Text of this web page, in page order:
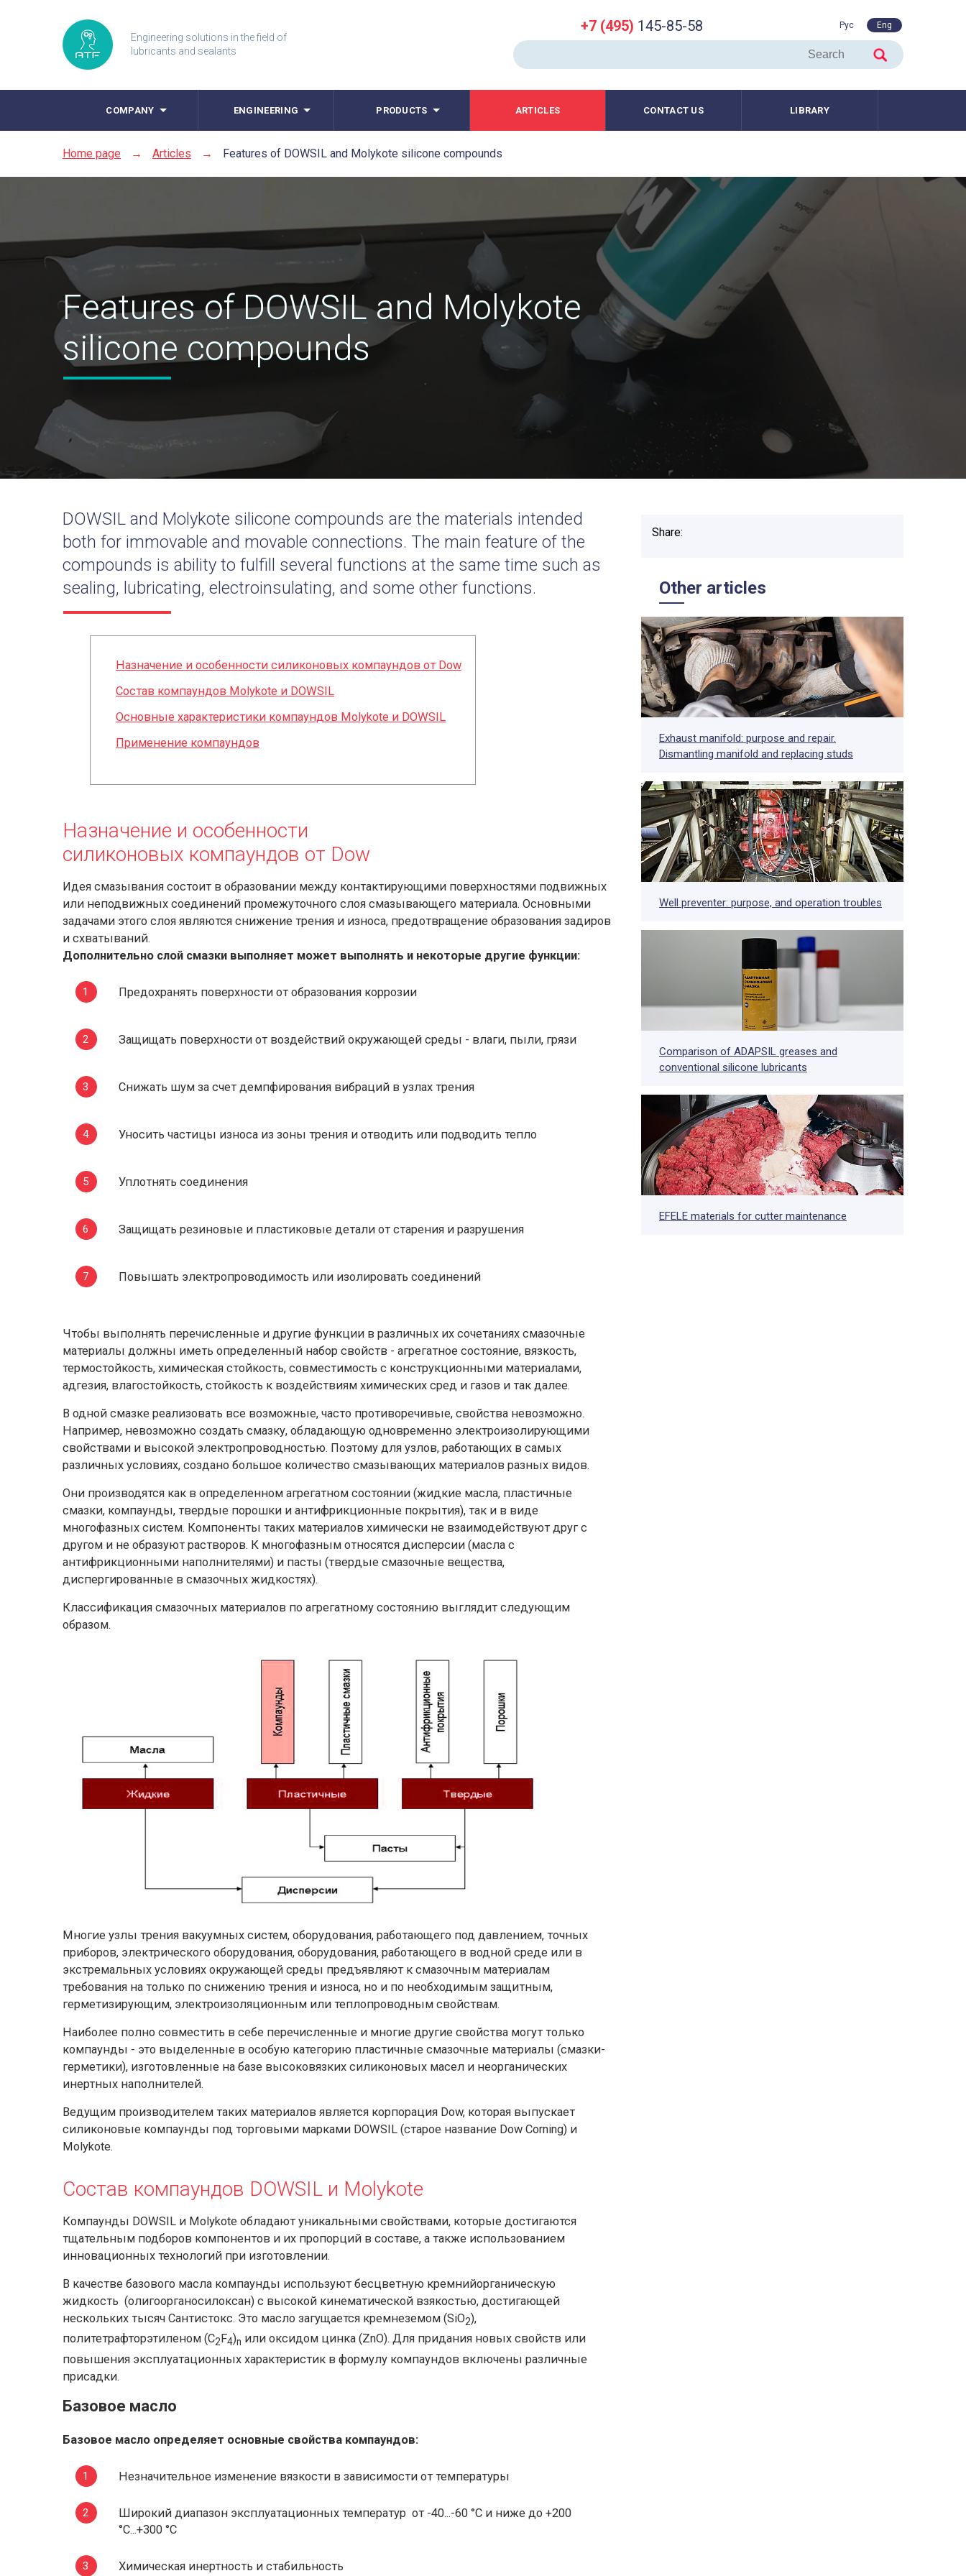
Engineering solutions in the field of
lubricants and sealants
+7 (495) 145-85-58 Рус Eng
COMPANY ENGINEERING PRODUCTS ARTICLES CONTACT US LIBRARY
Home page → Articles → Features of DOWSIL and Molykote silicone compounds
Features of DOWSIL and Molykote
silicone compounds
Share:
Other articles
Exhaust manifold: purpose and repair.
Dismantling manifold and replacing studs
Well preventer: purpose, and operation troubles
Comparison of ADAPSIL greases and
conventional silicone lubricants
EFELE materials for cutter maintenance
DOWSIL and Molykote silicone compounds are the materials intended
both for immovable and movable connections. The main feature of the
compounds is ability to fulfill several functions at the same time such as
sealing, lubricating, electroinsulating, and some other functions.
Назначение и особенности силиконовых компаундов от Dow
Состав компаундов Molykote и DOWSIL
Основные характеристики компаундов Molykote и DOWSIL
Применение компаундов
Назначение и особенности
силиконовых компаундов от Dow
Идея смазывания состоит в образовании между контактирующими поверхностями подвижных
или неподвижных соединений промежуточного слоя смазывающего материала. Основными
задачами этого слоя являются снижение трения и износа, предотвращение образования задиров
и схватываний.
Дополнительно слой смазки выполняет может выполнять и некоторые другие функции:
Предохранять поверхности от образования коррозии
Защищать поверхности от воздействий окружающей среды - влаги, пыли, грязи
Снижать шум за счет демпфирования вибраций в узлах трения
Уносить частицы износа из зоны трения и отводить или подводить тепло
Уплотнять соединения
Защищать резиновые и пластиковые детали от старения и разрушения
Повышать электропроводимость или изолировать соединений
Чтобы выполнять перечисленные и другие функции в различных их сочетаниях смазочные
материалы должны иметь определенный набор свойств - агрегатное состояние, вязкость,
термостойкость, химическая стойкость, совместимость с конструкционными материалами,
адгезия, влагостойкость, стойкость к воздействиям химических сред и газов и так далее.
В одной смазке реализовать все возможные, часто противоречивые, свойства невозможно.
Например, невозможно создать смазку, обладающую одновременно электроизолирующими
свойствами и высокой электропроводностью. Поэтому для узлов, работающих в самых
различных условиях, создано большое количество смазывающих материалов разных видов.
Они производятся как в определенном агрегатном состоянии (жидкие масла, пластичные
смазки, компаунды, твердые порошки и антифрикционные покрытия), так и в виде
многофазных систем. Компоненты таких материалов химически не взаимодействуют друг с
другом и не образуют растворов. К многофазным относятся дисперсии (масла с
антифрикционными наполнителями) и пасты (твердые смазочные вещества,
диспергированные в смазочных жидкостях).
Классификация смазочных материалов по агрегатному состоянию выглядит следующим
образом.
Многие узлы трения вакуумных систем, оборудования, работающего под давлением, точных
приборов, электрического оборудования, оборудования, работающего в водной среде или в
экстремальных условиях окружающей среды предъявляют к смазочным материалам
требования на только по снижению трения и износа, но и по необходимым защитным,
герметизирующим, электроизоляционным или теплопроводным свойствам.
Наиболее полно совместить в себе перечисленные и многие другие свойства могут только
компаунды - это выделенные в особую категорию пластичные смазочные материалы (смазки-
герметики), изготовленные на базе высоковязких силиконовых масел и неорганических
инертных наполнителей.
Ведущим производителем таких материалов является корпорация Dow, которая выпускает
силиконовые компаунды под торговыми марками DOWSIL (старое название Dow Corning) и
Molykote.
Состав компаундов DOWSIL и Molykote
Компаунды DOWSIL и Molykote обладают уникальными свойствами, которые достигаются
тщательным подборов компонентов и их пропорций в составе, а также использованием
инновационных технологий при изготовлении.
В качестве базового масла компаунды используют бесцветную кремнийорганическую
жидкость (олигоорганосилоксан) с высокой кинематической взякостью, достигающей
нескольких тысяч Сантистокс. Это масло загущается кремнеземом (SiO2),
политетрафторэтиленом (C2 F4)n или оксидом цинка (ZnO). Для придания новых свойств или
повышения эксплуатационных характеристик в формулу компаундов включены различные
присадки.
Базовое масло
Базовое масло определяет основные свойства компаундов:
Незначительное изменение вязкости в зависимости от температуры
Широкий диапазон эксплуатационных температур от -40...-60 °C и ниже до +200
°C...+300 °C
Химическая инертность и стабильность